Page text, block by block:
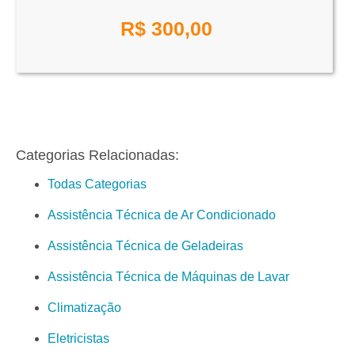
R$ 300,00
Categorias Relacionadas:
Todas Categorias
Assistência Técnica de Ar Condicionado
Assistência Técnica de Geladeiras
Assistência Técnica de Máquinas de Lavar
Climatização
Eletricistas